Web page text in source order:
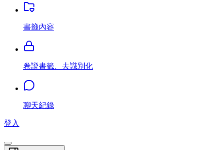
書籤內容
卷證書籤、去識別化
聊天紀錄
登入